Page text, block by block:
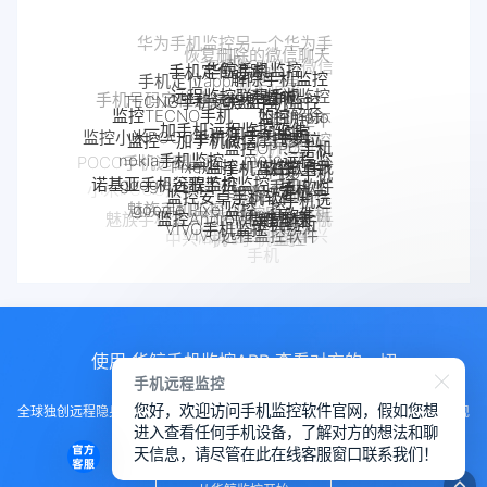
手机定位app
手机定位追踪
华鲸手机监控
解除手机监控
监听
手机被监控
如何解除
手机是不
是被监控
了
手机被别人
监控了怎么
解除
如何解除
手机被监
控
手机反
监控
苹果手机怎么监控另
一台手机
监控iPhone微信聊天
iPhone监控软件
iPhone苹果手机监控
小米POCO远程控制
POCO手机远程监控
监控小米POCO手机
监控TECNO手机
TECNO手机远程监控
远程监控联想手机
联想手机监控
监控moto
手机
摩托罗拉
moto远程监
控
监控真我
手机软件
真我手机远程
监控别人手机
realme手机
监控
怎么远程监控中兴
手机
中兴myos手机监控
魅族手机怎么远程监控另一台手
机
魅族手机监控
诺基亚手机远程监控
nokia手机监控
监控一加手机微信
一加手机远程监控软件
一加手机监控
监控OPPO手机
软件
OPPO手机
定位
OPPO手机远
程监控
手机窃听
VIVO远程监控软件
VIVO手机监控
google Pixel监控
google谷歌手机监控
Pixel监控APP
Pixel手机监控软件
google手机监
控
Android软件
监控Android微信聊天
监控安卓手机软件
使用 华鲸手机监控APP 查看对方的一切
全球独创远程隐身运行监控手机，不用经过对方同意安装，100%不让对方发现
知道
手机远程监控
您好，欢迎访问手机监控软件官网，假如您想
进入查看任何手机设备，了解对方的想法和聊
天信息，请尽管在此在线客服窗口联系我们！